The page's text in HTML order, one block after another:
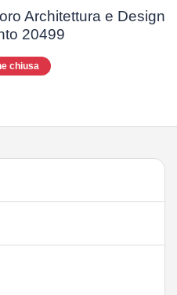
Architettura e Design
20499
chiusa